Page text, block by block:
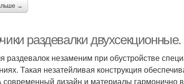
→
раздевалки
раздевалок незаменим при обустройстве
Такая незатейливая конструкция
дизайн и материалы гармонично